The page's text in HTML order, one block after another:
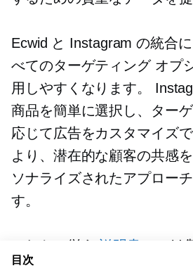
Ecwid と Instagram の統合
べてのターゲティング オプ
用しやすくなります。
商品を簡単に選択し、ター
応じて広告をカスタマイズ
より、潜在的な顧客の共感
ソナライズされたアプロー
す。
これらに従う 説明書
Ecwid
Facebook に接続し、
目次